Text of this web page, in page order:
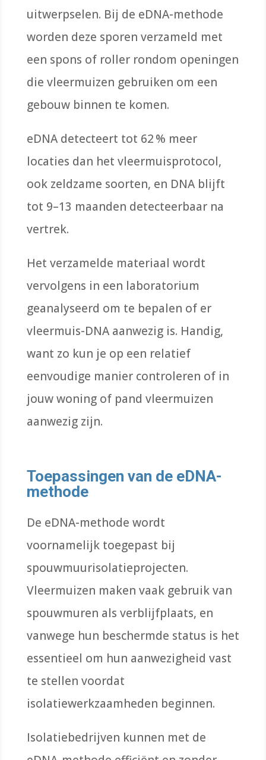
uitwerpselen. Bij de eDNA-methode
worden deze sporen verzameld met
een spons of roller rondom openingen
die vleermuizen gebruiken om een
gebouw binnen te komen.
eDNA detecteert tot 62 % meer
locaties dan het vleermuisprotocol,
ook zeldzame soorten, en DNA blijft
tot 9–13 maanden detecteerbaar na
vertrek.
Het verzamelde materiaal wordt
vervolgens in een laboratorium
geanalyseerd om te bepalen of er
vleermuis-DNA aanwezig is. Handig,
want zo kun je op een relatief
eenvoudige manier controleren of in
jouw woning of pand vleermuizen
aanwezig zijn.
Toepassingen van de eDNA-
methode
De eDNA-methode wordt
voornamelijk toegepast bij
spouwmuurisolatieprojecten.
Vleermuizen maken vaak gebruik van
spouwmuren als verblijfplaats, en
vanwege hun beschermde status is het
essentieel om hun aanwezigheid vast
te stellen voordat
isolatiewerkzaamheden beginnen.
Isolatiebedrijven kunnen met de